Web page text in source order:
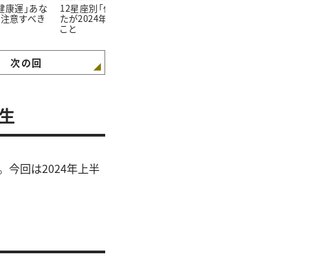
康運」あな
意すべき
12星座別「仕事運」あな
たが2024年注意すべき
こと
次の回
今回は2024年上半